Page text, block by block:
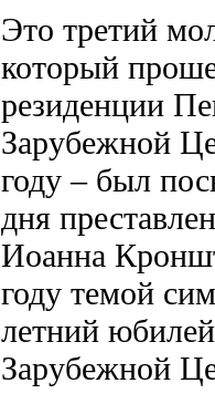
Это третий
который
резиденции
Зарубежной
году – был
дня
Иоанна
году темой
летний
Зарубежной